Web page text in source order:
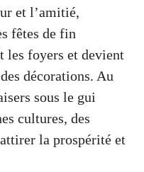
et l’amitié,
fêtes de fin
les foyers et devient
décorations. Au
sous le gui
cultures, des
la prospérité et